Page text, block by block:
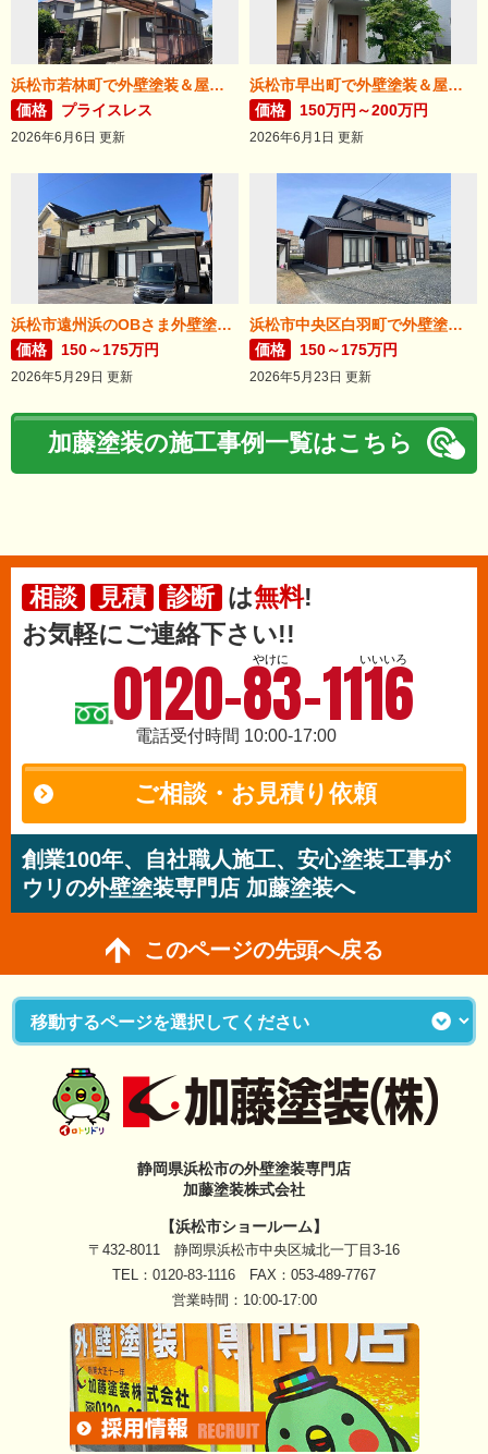
浜松市若林町で外壁塗装＆屋根リフォームが完成！
価格
プライスレス
2026年6月6日 更新
浜松市早出町で外壁塗装＆屋根カバー工法が完成！
価格
150万円～200万円
2026年6月1日 更新
浜松市遠州浜のOBさま外壁塗装が完了しました。
価格
150～175万円
2026年5月29日 更新
浜松市中央区白羽町で外壁塗装完成。
価格
150～175万円
2026年5月23日 更新
加藤塗装の施工事例一覧はこちら
相談 見積 診断 は無料!
お気軽にご連絡下さい!!
やけに いいいろ
0120-83-1116
電話受付時間 10:00-17:00
ご相談・お見積り依頼
創業100年、自社職人施工、安心塗装工事が
ウリの外壁塗装専門店 加藤塗装へ
このページの先頭へ戻る
静岡県浜松市の外壁塗装専門店
加藤塗装株式会社
【浜松市ショールーム】
〒432-8011 静岡県浜松市中央区城北一丁目3-16
TEL： 0120-83-1116 FAX：053-489-7767
営業時間：10:00-17:00